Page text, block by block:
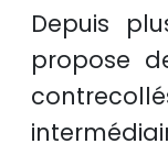
Depuis
propose